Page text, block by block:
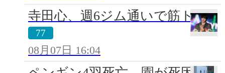
寺田心、週6ジム通いで筋トレ
77
08月07日 16:04